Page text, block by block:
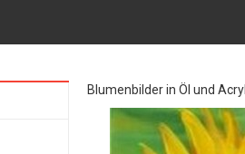
Blumenbilder in Öl und Acryl.